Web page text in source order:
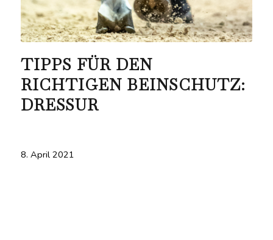
TIPPS FÜR DEN
RICHTIGEN BEINSCHUTZ:
DRESSUR
8. April 2021